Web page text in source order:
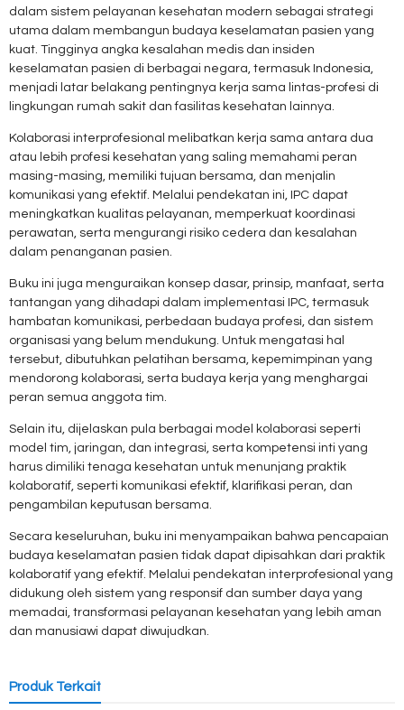
dalam sistem pelayanan kesehatan modern sebagai strategi
utama dalam membangun budaya keselamatan pasien yang
kuat. Tingginya angka kesalahan medis dan insiden
keselamatan pasien di berbagai negara, termasuk Indonesia,
menjadi latar belakang pentingnya kerja sama lintas-profesi di
lingkungan rumah sakit dan fasilitas kesehatan lainnya.
Kolaborasi interprofesional melibatkan kerja sama antara dua
atau lebih profesi kesehatan yang saling memahami peran
masing-masing, memiliki tujuan bersama, dan menjalin
komunikasi yang efektif. Melalui pendekatan ini, IPC dapat
meningkatkan kualitas pelayanan, memperkuat koordinasi
perawatan, serta mengurangi risiko cedera dan kesalahan
dalam penanganan pasien.
Buku ini juga menguraikan konsep dasar, prinsip, manfaat, serta
tantangan yang dihadapi dalam implementasi IPC, termasuk
hambatan komunikasi, perbedaan budaya profesi, dan sistem
organisasi yang belum mendukung. Untuk mengatasi hal
tersebut, dibutuhkan pelatihan bersama, kepemimpinan yang
mendorong kolaborasi, serta budaya kerja yang menghargai
peran semua anggota tim.
Selain itu, dijelaskan pula berbagai model kolaborasi seperti
model tim, jaringan, dan integrasi, serta kompetensi inti yang
harus dimiliki tenaga kesehatan untuk menunjang praktik
kolaboratif, seperti komunikasi efektif, klarifikasi peran, dan
pengambilan keputusan bersama.
Secara keseluruhan, buku ini menyampaikan bahwa pencapaian
budaya keselamatan pasien tidak dapat dipisahkan dari praktik
kolaboratif yang efektif. Melalui pendekatan interprofesional yang
didukung oleh sistem yang responsif dan sumber daya yang
memadai, transformasi pelayanan kesehatan yang lebih aman
dan manusiawi dapat diwujudkan.
Produk Terkait